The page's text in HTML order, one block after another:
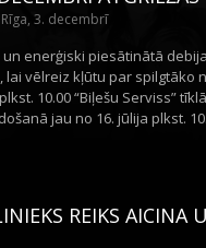
3. decembrī
enerģiski piesātinātā
vēlreiz kļūtu par spilgtāko
10.00 “Biļešu Serviss”
jau no 16. jūlija plkst.
REIKS AICINA